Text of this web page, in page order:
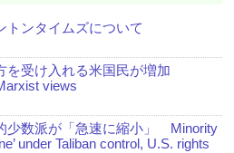
トンタイムズについて
を受け入れる米国民が増加
views
少数派が「急速に縮小」 Minority
under Taliban control, U.S. rights